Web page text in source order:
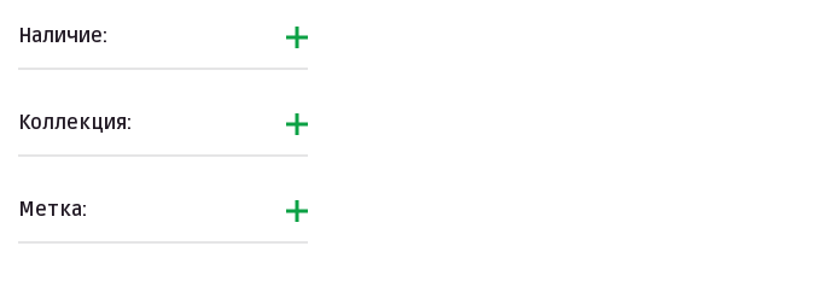
Наличие:
Коллекция:
Метка: